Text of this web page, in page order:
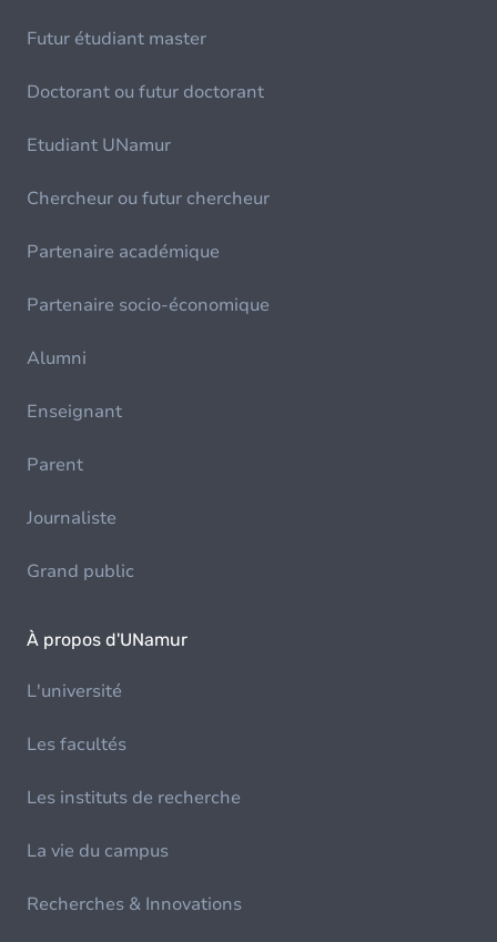
Futur étudiant master
Doctorant ou futur doctorant
Etudiant UNamur
Chercheur ou futur chercheur
Partenaire académique
Partenaire socio-économique
Alumni
Enseignant
Parent
Journaliste
Grand public
À propos d'UNamur
L'université
Les facultés
Les instituts de recherche
La vie du campus
Recherches & Innovations